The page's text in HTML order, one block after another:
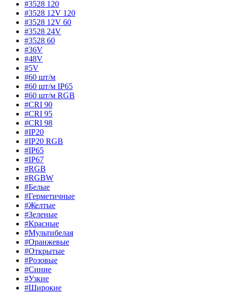
#3528 120
#3528 12V 120
#3528 12V 60
#3528 24V
#3528 60
#36V
#48V
#5V
#60 шт/м
#60 шт/м IP65
#60 шт/м RGB
#CRI 90
#CRI 95
#CRI 98
#IP20
#IP20 RGB
#IP65
#IP67
#RGB
#RGBW
#Белые
#Герметичные
#Желтые
#Зеленые
#Красные
#Мультибелая
#Оранжевые
#Открытые
#Розовые
#Синие
#Узкие
#Широкие